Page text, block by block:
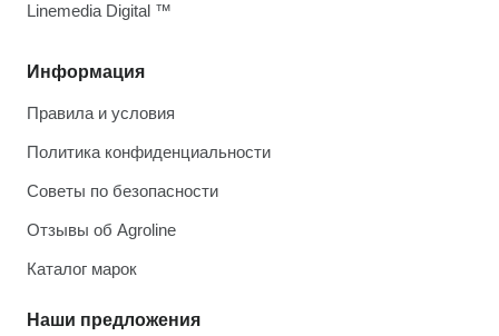
Информация
Правила и условия
Политика конфиденциальности
Советы по безопасности
Отзывы об Agroline
Каталог марок
Наши предложения
Linemedia Digital ™